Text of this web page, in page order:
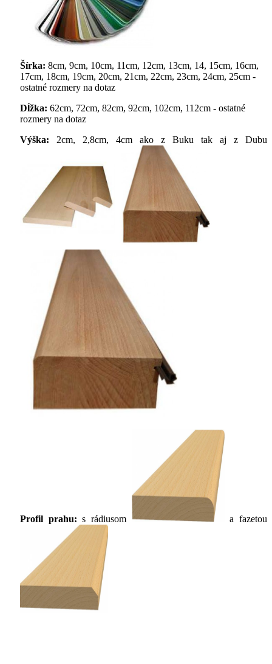
Šírka: 8cm, 9cm, 10cm, 11cm, 12cm, 13cm, 14, 15cm, 16cm,
17cm, 18cm, 19cm, 20cm, 21cm, 22cm, 23cm, 24cm, 25cm -
ostatné rozmery na dotaz
Dĺžka: 62cm, 72cm, 82cm, 92cm, 102cm, 112cm - ostatné
rozmery na dotaz
Výška: 2cm, 2,8cm, 4cm ako z Buku tak aj z Dubu
Profil prahu: s rádiusom a fazetou